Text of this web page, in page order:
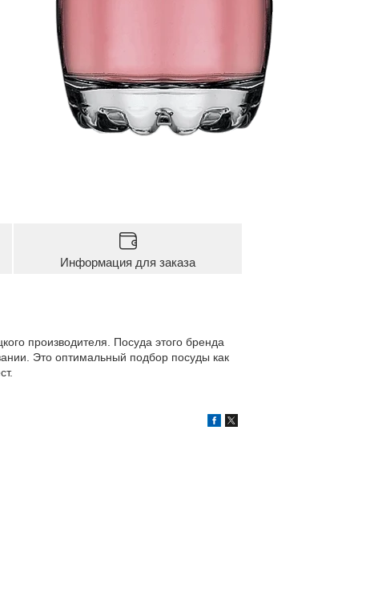
Информация для заказа
производителя. Посуда этого бренда
Это оптимальный подбор посуды как